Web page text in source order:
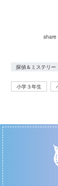
share
探偵＆ミステリー
小学３年生